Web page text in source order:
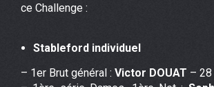
ce Challenge :
Stableford individuel
– 1er Brut général : Victor DOUAT –